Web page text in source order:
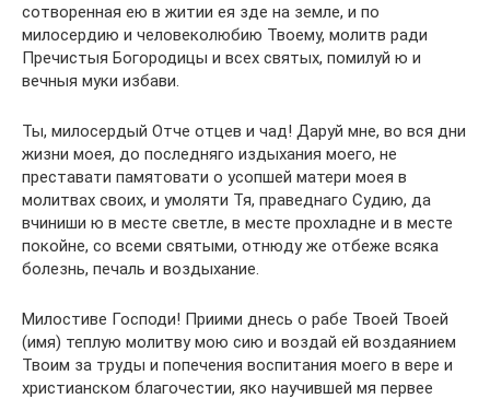
сотворенная ею в житии ея зде на земле, и по
милосердию и человеколюбию Твоему, молитв ради
Пречистыя Богородицы и всех святых, помилуй ю и
вечныя муки избави.
Ты, милосердый Отче отцев и чад! Даруй мне, во вся дни
жизни моея, до последняго издыхания моего, не
преставати памятовати о усопшей матери моея в
молитвах своих, и умоляти Тя, праведнаго Судию, да
вчиниши ю в месте светле, в месте прохладне и в месте
покойне, со всеми святыми, отнюду же отбеже всяка
болезнь, печаль и воздыхание.
Милостиве Господи! Приими днесь о рабе Твоей Твоей
(имя) теплую молитву мою сию и воздай ей воздаянием
Твоим за труды и попечения воспитания моего в вере и
христианском благочестии, яко научившей мя первее